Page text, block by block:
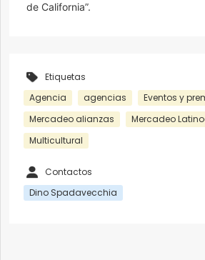
de California”.
Etiquetas
Agencia
agencias
Eventos y
Mercadeo alianzas
Mercadeo
Multicultural
Contactos
Dino Spadavecchia